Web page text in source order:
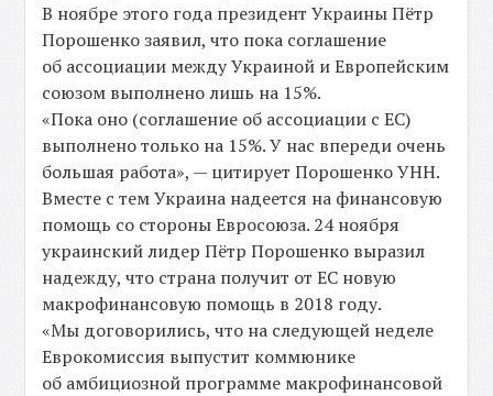
В ноябре этого года президент Украины Пётр
Порошенко заявил, что пока соглашение
об ассоциации между Украиной и Европейским
союзом выполнено лишь на 15%.
«Пока оно (соглашение об ассоциации с ЕС)
выполнено только на 15%. У нас впереди очень
большая работа», — цитирует Порошенко УНН.
Вместе с тем Украина надеется на финансовую
помощь со стороны Евросоюза. 24 ноября
украинский лидер Пётр Порошенко выразил
надежду, что страна получит от ЕС новую
макрофинансовую помощь в 2018 году.
«Мы договорились, что на следующей неделе
Еврокомиссия выпустит коммюнике
об амбициозной программе макрофинансовой